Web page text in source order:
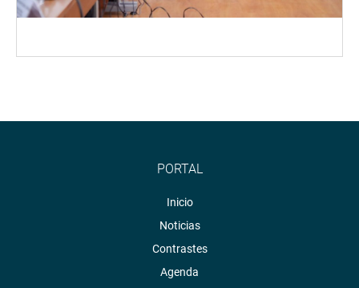
PORTAL
Inicio
Noticias
Contrastes
Agenda